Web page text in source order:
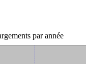
par année